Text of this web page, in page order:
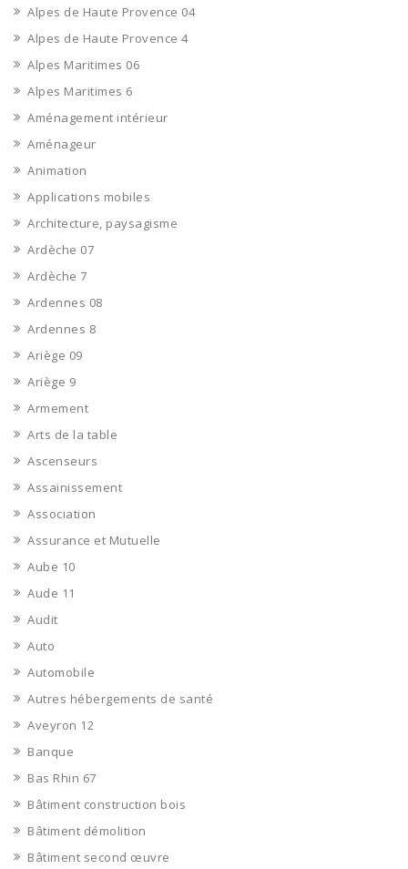
Alpes de Haute Provence 04
Alpes de Haute Provence 4
Alpes Maritimes 06
Alpes Maritimes 6
Aménagement intérieur
Aménageur
Animation
Applications mobiles
Architecture, paysagisme
Ardèche 07
Ardèche 7
Ardennes 08
Ardennes 8
Ariège 09
Ariège 9
Armement
Arts de la table
Ascenseurs
Assainissement
Association
Assurance et Mutuelle
Aube 10
Aude 11
Audit
Auto
Automobile
Autres hébergements de santé
Aveyron 12
Banque
Bas Rhin 67
Bâtiment construction bois
Bâtiment démolition
Bâtiment second œuvre